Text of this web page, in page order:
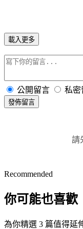
載入更多
公開留言 私密
發佈留言
請
Recommended
你可能也喜歡
為你精選 3 篇值得延